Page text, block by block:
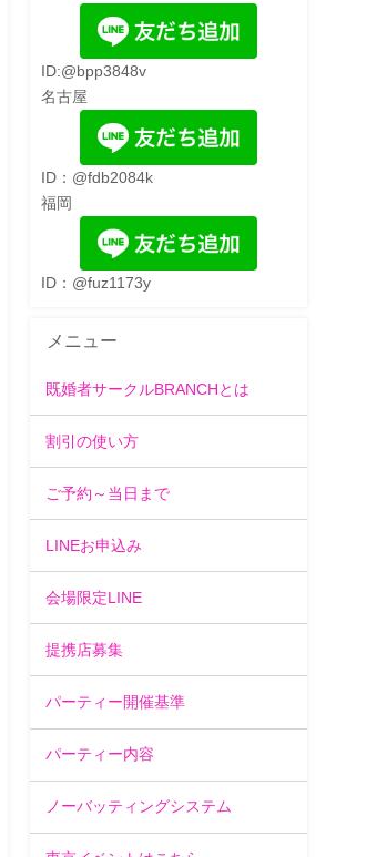
ID:@bpp3848v
名古屋
ID：@fdb2084k
福岡
ID：@fuz1173y
メニュー
既婚者サークルBRANCHとは
割引の使い方
ご予約～当日まで
LINEお申込み
会場限定LINE
提携店募集
パーティー開催基準
パーティー内容
ノーバッティングシステム